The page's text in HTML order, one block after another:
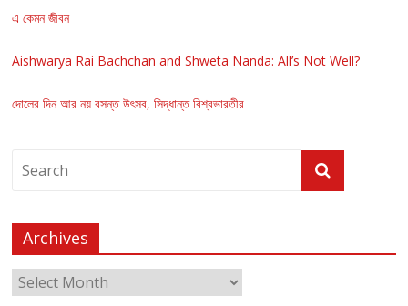
এ কেমন জীবন
Aishwarya Rai Bachchan and Shweta Nanda: All’s Not Well?
দোলের দিন আর নয় বসন্ত উৎসব, সিদ্ধান্ত বিশ্বভারতীর
Archives